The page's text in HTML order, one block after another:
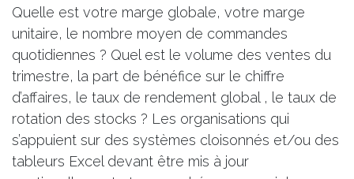
Quelle est votre marge globale, votre marge
unitaire, le nombre moyen de commandes
quotidiennes ? Quel est le volume des ventes du
trimestre, la part de bénéfice sur le chiffre
d’affaires, le taux de rendement global , le taux de
rotation des stocks ? Les organisations qui
s’appuient sur des systèmes cloisonnés et/ou des
tableurs Excel devant être mis à jour